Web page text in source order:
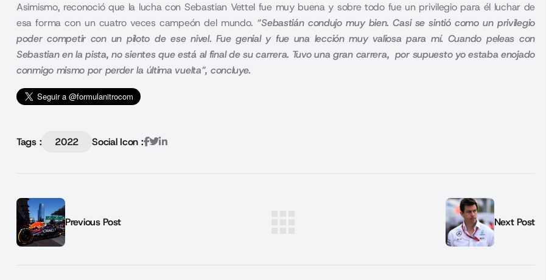
Asimismo, reconoció que la lucha con Sebastian Vettel fue muy buena y sobre todo fue un privilegio para él luchar de
esa forma con un cuatro veces campeón del mundo. “Sebastián condujo muy bien. Casi se sintió como un privilegio
poder competir con un piloto de ese nivel. Fue genial y fue una lección muy valiosa para mí. Cuando peleas con
Sebastian en la pista, no sientes que está al final de su carrera. Tuvo una gran carrera, por supuesto yo estaba enojado
conmigo mismo por perder la última vuelta”, concluye.
Tags : 2022 Social Icon :
Previous Post Next Post